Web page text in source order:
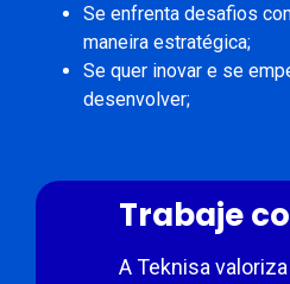
Se enfrenta desafios
maneira estratégica;
Se quer inovar e se
desenvolver;
Trabaje
A Teknisa